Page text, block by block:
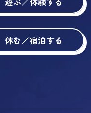
休む／宿泊する